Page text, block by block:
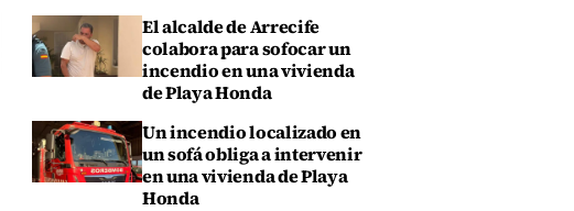
El alcalde de Arrecife
colabora para sofocar un
incendio en una vivienda
de Playa Honda
Un incendio localizado en
un sofá obliga a intervenir
en una vivienda de Playa
Honda